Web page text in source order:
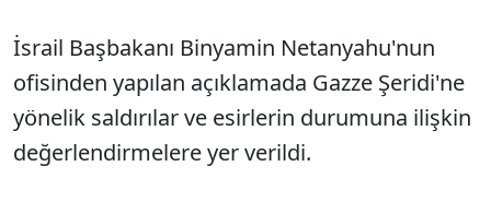
İsrail Başbakanı Binyamin Netanyahu'nun
ofisinden yapılan açıklamada Gazze Şeridi'ne
yönelik saldırılar ve esirlerin durumuna ilişkin
değerlendirmelere yer verildi.